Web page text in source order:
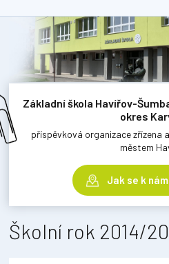
Základní škola Havířov-
okres
příspěvková organizace
městem
Jak se k
Školní rok 2014/